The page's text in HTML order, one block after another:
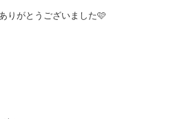
りがとうございました🩷